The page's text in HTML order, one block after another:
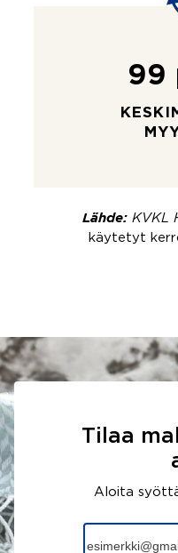
99
Lähde: KVKL
käytetyt
Tilaa
Aloita